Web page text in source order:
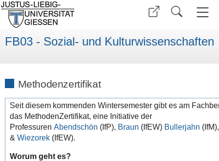
FB03 - Sozial- und Kulturwissenschaften
Methodenzertifikat
Seit diesem kommenden Wintersemester gibt es am
das MethodenZertifikat, eine Initiative der
ProfessurenAbendschön (IfP), Braun (IfEW) Bullerjahn
&Wiezorek (IfEW).
Worum geht es?